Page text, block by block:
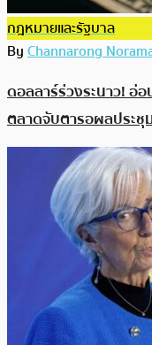
กฎหมายและรัฐบาล
ByChannarong
ดอลลาร์ร่วงระนาว! อ่
ตลาดจับตารอผลประชุ